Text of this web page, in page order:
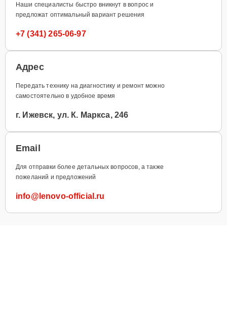
Наши специалисты быстро вникнут в вопрос и
предложат оптимальный вариант решения
+7 (341) 265-06-97
Адрес
Передать технику на диагностику и ремонт можно
самостоятельно в удобное время
г. Ижевск, ул. К. Маркса, 246
Email
Для отправки более детальных вопросов, а также
пожеланий и предложений
info@lenovo-official.ru